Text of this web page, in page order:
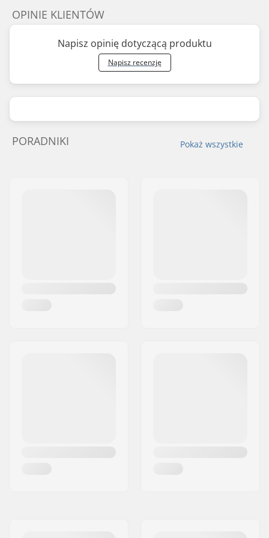
OPINIE KLIENTÓW
Napisz opinię dotyczącą produktu
Napisz recenzję
Pokaż wszystkie
PORADNIKI